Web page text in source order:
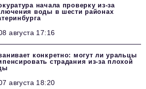
начала проверку из-за
воды в шести районах
августа 17:16
конкретно: могут ли уральцы
страдания из-за плохой
августа 18:20